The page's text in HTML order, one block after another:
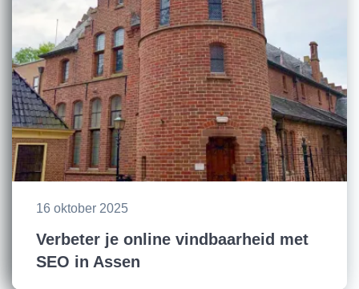
16 oktober 2025
Verbeter je online vindbaarheid met
SEO in Assen